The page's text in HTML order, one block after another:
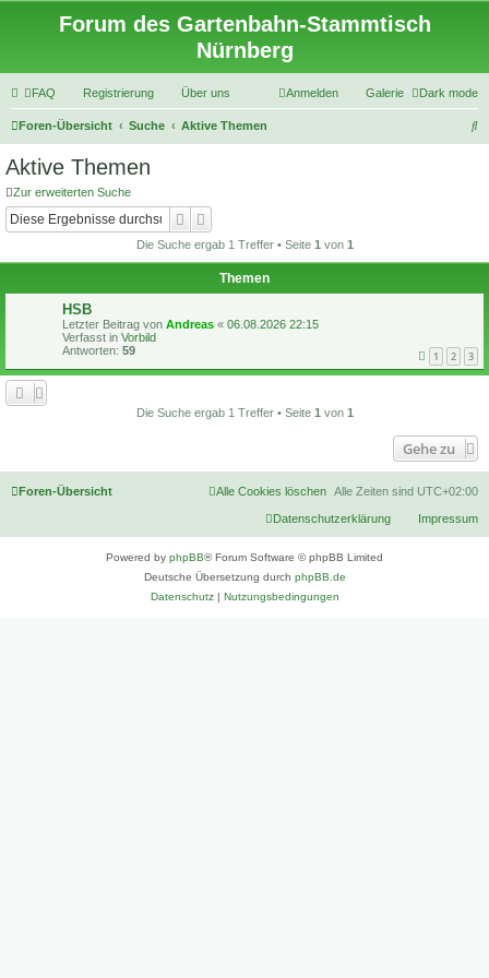
Forum des Gartenbahn-Stammtisch
Nürnberg
Dark mode
Galerie
FAQ Registrierung Über uns Anmelden
Foren-Übersicht Suche Aktive Themen
S
Aktive Themen
Zur erweiterten Suche
Suche
Die Suche ergab 1 Treffer • Seite 1 von 1
Themen
HSB
Letzter Beitrag von Andreas « 06.08.2026 22:15
Verfasst in Vorbild
Antworten: 59 1 2 3
Die Suche ergab 1 Treffer • Seite 1 von 1
Gehe zu
Foren-Übersicht Alle Zeiten sind UTC+02:00
Alle Cookies löschen
Impressum
Datenschutzerklärung
Powered by phpBB® Forum Software © phpBB Limited
Deutsche Übersetzung durch phpBB.de
Datenschutz| Nutzungsbedingungen